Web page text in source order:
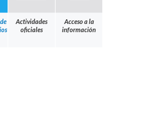
Actividades
oficiales
Acceso a la
información